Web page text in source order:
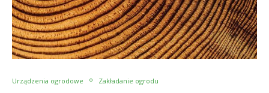
Urządzenia ogrodowe Zakładanie ogrodu